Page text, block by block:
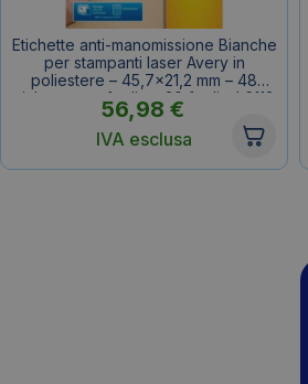
Etichette anti-manomissione Bianche
per stampanti laser Avery in
poliestere – 45,7×21,2 mm – 48
etichette per foglio – 20 fogli – L6113-
20 (960 etichette)
56,98 €
IVA esclusa